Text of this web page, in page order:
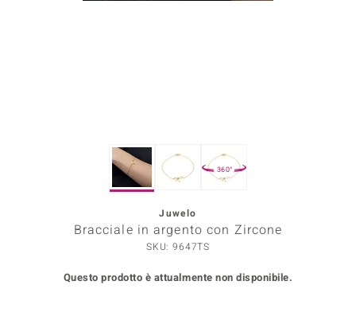
360°
Juwelo
Bracciale in argento con Zircone
SKU: 9647TS
Questo prodotto è attualmente non disponibile.